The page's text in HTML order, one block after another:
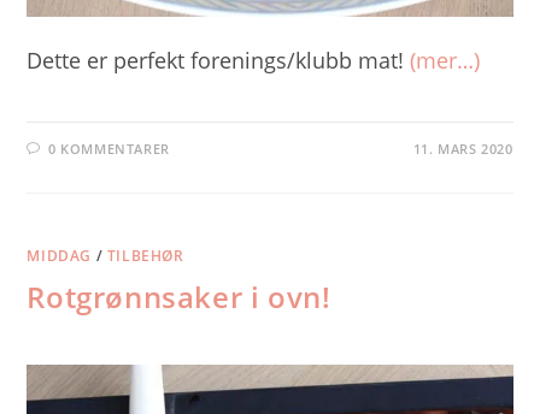
Dette er perfekt forenings/klubb mat!(mer…)
0 KOMMENTARER 11. MARS 2020
MIDDAG / TILBEHØR
Rotgrønnsaker i ovn!